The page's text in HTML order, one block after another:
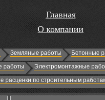
Главная
О компании
Земляные работы Бетонные
работы Электромонтажные
расценки по строительным